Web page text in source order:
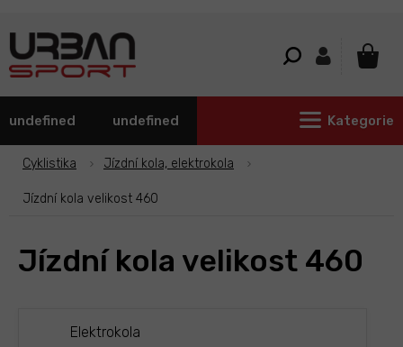
undefined undefined Kategorie
Cyklistika Jízdní kola, elektrokola
Jízdní kola velikost 460
Jízdní kola velikost 460
Elektrokola